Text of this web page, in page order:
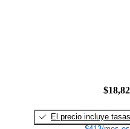
El precio incluye tasas